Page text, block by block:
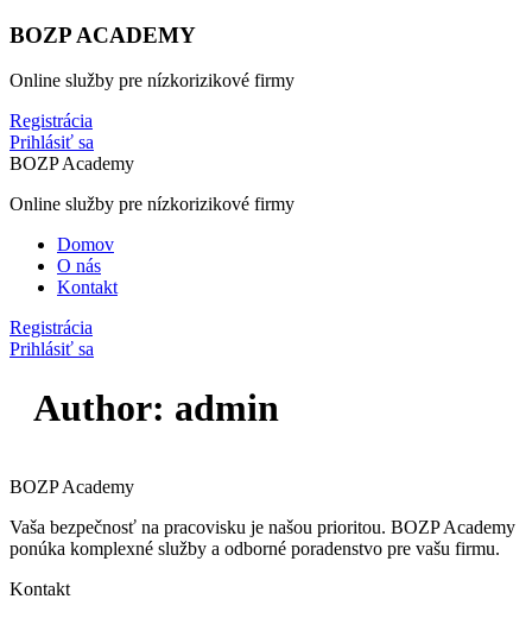
BOZP ACADEMY
Online služby pre nízkorizikové firmy
Registrácia
Prihlásiť sa
BOZP Academy
Online služby pre nízkorizikové firmy
Domov
O nás
Kontakt
Registrácia
Prihlásiť sa
Author: admin
BOZP Academy
Vaša bezpečnosť na pracovisku je našou prioritou. BOZP Academy
ponúka komplexné služby a odborné poradenstvo pre vašu firmu.
Kontakt